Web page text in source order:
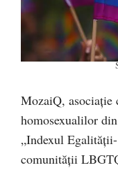
MozaiQ, asociație
homosexualilor
„Indexul
comunității